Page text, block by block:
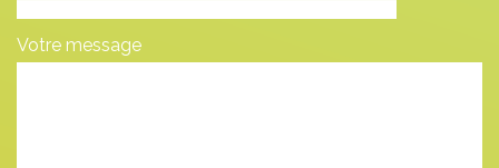
Votre message